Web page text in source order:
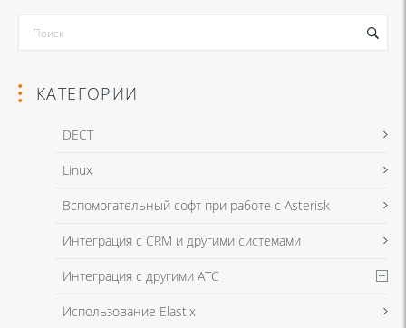
Я даю согласие на обработку моих персональных данных для связи
в соответствии сПолитикой в отношении обработки персональных
Я даю согласие на обработку моих персональных данных для связи
в соответствии с Политикой в отношении обработки персональных
КАТЕГОРИИ
DECT
Linux
Вспомогательный софт при работе с Asterisk
Интеграция с CRM и другими системами
Интеграция с другими АТС
Использование Elastix